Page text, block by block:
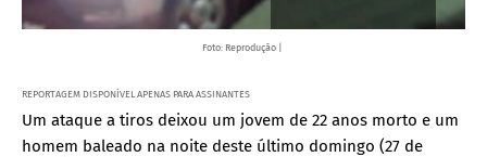
Foto: Reprodução |
REPORTAGEM DISPONÍVEL APENAS PARA ASSINANTES
Um ataque a tiros deixou um jovem de 22 anos morto e um
homem baleado na noite deste último domingo (27 de